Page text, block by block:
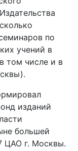
по
учений в
том числе и в
изданий
большей
ЦАО г. Москвы.